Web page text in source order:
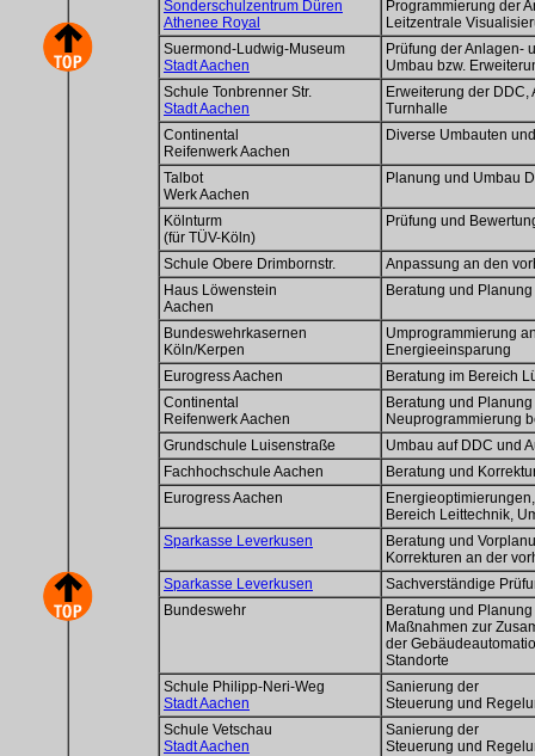
Sonderschulzentrum Düren
Athenee Royal
Programmierung der
Leitzentrale
Suermond-Ludwig-Museum
Stadt Aachen
Prüfung der Anlagen-
Umbau bzw.
Schule Tonbrenner Str.
Stadt Aachen
Erweiterung der DDC,
Turnhalle
Continental
Reifenwerk Aachen
Diverse Umbauten
Talbot
Werk Aachen
Planung und Umbau
Kölnturm
(für TÜV-Köln)
Prüfung und
Schule Obere Drimbornstr.
Anpassung an den
Haus Löwenstein
Aachen
Beratung und
Bundeswehrkasernen
Köln/Kerpen
Umprogrammierung
Energieeinsparung
Eurogress Aachen
Beratung im Bereich
Continental
Reifenwerk Aachen
Beratung und
Neuprogrammierung
Grundschule Luisenstraße
Umbau auf DDC und
Fachhochschule Aachen
Beratung und
Eurogress Aachen
Bereich Leittechnik,
Sparkasse Leverkusen
Beratung und
Korrekturen an der
Sparkasse Leverkusen
Sachverständige
Bundeswehr
Beratung und Planung
Maßnahmen zur
der
Standorte
Schule Philipp-Neri-Weg
Stadt Aachen
Sanierung der
Steuerung und
Schule Vetschau
Stadt Aachen
Sanierung der
Steuerung und